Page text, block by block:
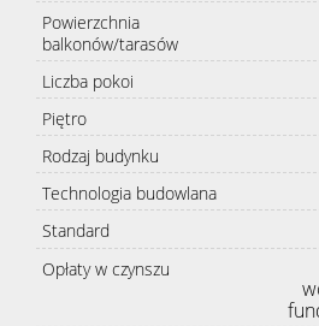
Powierzchnia
balkonów/tarasów
Liczba pokoi
Piętro
Rodzaj budynku
Technologia budowlana
Standard
Opłaty w czynszu